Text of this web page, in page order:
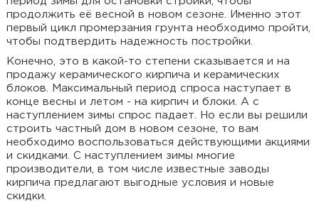
продолжить её весной в новом сезоне. Именно этот
первый цикл промерзания грунта необходимо пройти,
чтобы подтвердить надежность постройки.
Конечно, это в какой-то степени сказывается и на
продажу керамического кирпича и керамических
блоков. Максимальный период спроса наступает в
конце весны и летом - на кирпич и блоки. А с
наступлением зимы спрос падает. Но если вы решили
строить частный дом в новом сезоне, то вам
необходимо воспользоваться действующими акциями
и скидками. С наступлением зимы многие
производители, в том числе известные заводы
кирпича предлагают выгодные условия и новые
скидки.